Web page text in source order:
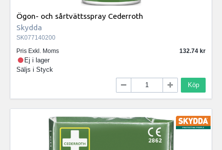
Ögon- och sårtvättsspray Cederroth
Skydda
SK077140200
Pris Exkl. Moms
132.74
Ej i lager
Säljs i Styck
Köp